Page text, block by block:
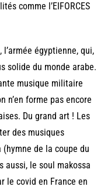
comme l’EIFORCES
égyptienne, qui,
solide du monde arabe.
musique militaire
n’en forme pas encore
Du grand art ! Les
des musiques
de la coupe du
aussi, le soul makossa
le covid en France en